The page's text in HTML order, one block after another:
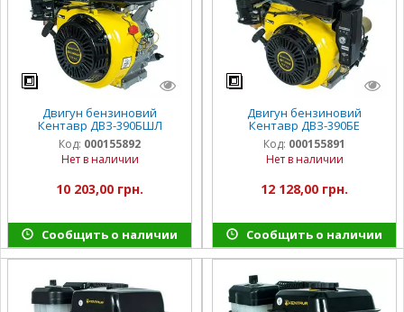
Двигун бензиновий
Кентавр ДВЗ-390БШЛ
Код: 000155892
Нет в наличии
10 203,00 грн.
Сообщить о наличии
Двигун бензиновий
Кентавр ДВЗ-390БЕ
Код: 000155891
Нет в наличии
12 128,00 грн.
Сообщить о наличии